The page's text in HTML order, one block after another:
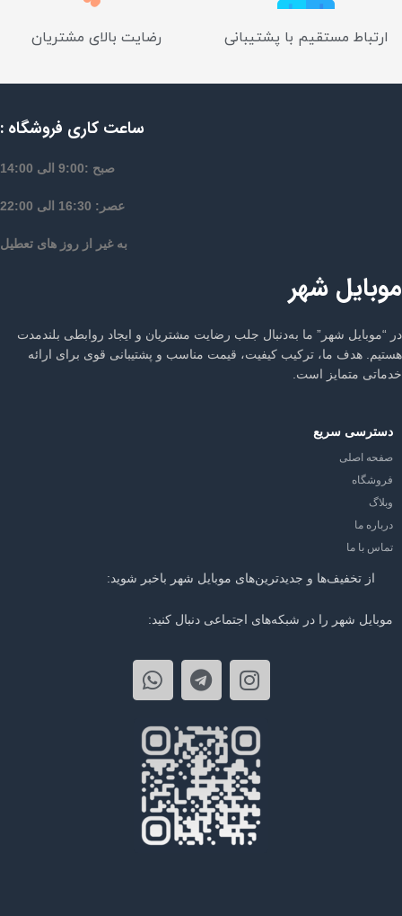
ارتباط مستقیم با پشتیبانی رضایت بالای مشتریان
ساعت کاری فروشگاه :
صبح :9:00 الی 14:00
عصر: 16:30 الی 22:00
به غیر از روز های تعطیل
موبایل شهر
در “موبایل شهر” ما به‌دنبال جلب رضایت مشتریان و ایجاد روابطی بلندمدت
هستیم. هدف ما، ترکیب کیفیت، قیمت مناسب و پشتیبانی قوی برای ارائه
خدماتی متمایز است.
دسترسی سریع
صفحه اصلی
فروشگاه
وبلاگ
درباره ما
تماس با ما
از تخفیف‌ها و جدیدترین‌های موبایل شهر باخبر شوید:
موبایل شهر را در شبکه‌های اجتماعی دنبال کنید: